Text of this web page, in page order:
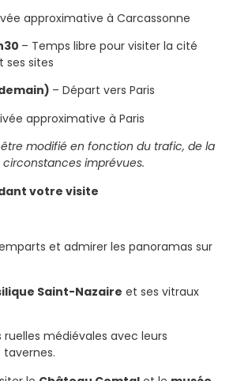
approximative à Carcassonne
– Temps libre pour visiter la cité
ses sites
– Départ vers Paris
approximative à Paris
être modifié en fonction du trafic, de la
imprévues.
votre visite
et admirer les panoramas sur
Saint-Nazaire et ses vitraux
ruelles médiévales avec leurs